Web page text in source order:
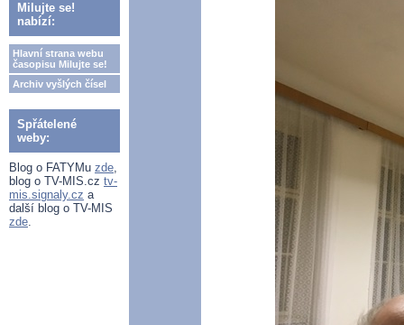
Milujte se!
nabízí:
Hlavní strana webu
časopisu Milujte se!
Archiv vyšlých čísel
Spřátelené
weby:
Blog o FATYMu zde,
blog o TV-MIS.cz tv-
mis.signaly.cz a
další blog o TV-MIS
zde.